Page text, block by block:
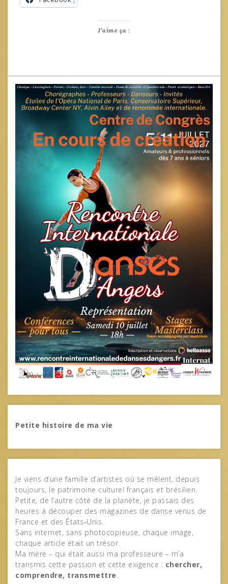
J’aime ça :
Petite histoire de ma vie
Je viens d’une famille d’artistes où se mêlent, depuis
toujours, le patrimoine culturel français et brésilien.
Petite, de l’autre côté de la planète, je passais des
heures à découper des magazines de danse venus de
France et des États‑Unis.
Sans internet, sans photocopieuse, chaque image,
chaque article était un trésor.
Ma mère – qui était aussi ma professeure – m’a
transmis cette passion et cette exigence : chercher,
comprendre, transmettre.